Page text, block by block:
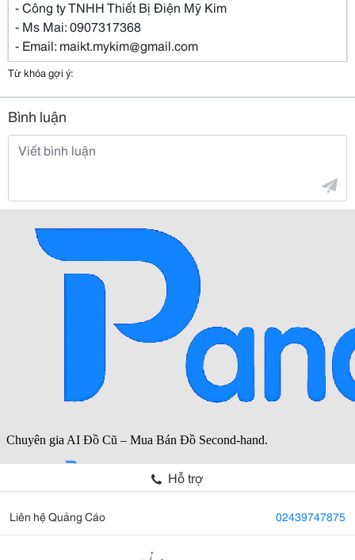
- Công ty TNHH Thiết Bị Điện Mỹ Kim
- Ms Mai: 0907317368
- Email: maikt.mykim@gmail.com
Từ khóa gợi ý:
Bình luận
Hỗ trợ
Liên hệ Quảng Cáo 02439747875